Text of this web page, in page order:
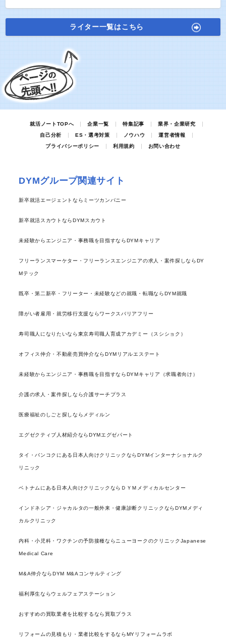
ライター一覧はこちら
就活ノートTOPへ 企業一覧 特集記事
業界・企業研究
自己分析
ES・選考対策 ノウハウ
運営者情報
プライバシーポリシー
利用規約 お問い合わせ
DYMグループ関連サイト
新卒就活エージェントならミーツカンパニー
新卒就活スカウトならDYMスカウト
未経験からエンジニア・事務職を目指すならDYMキャリア
フリーランスマーケター・フリーランスエンジニアの求人・案件探しならDY
Mテック
既卒・第二新卒・フリーター・未経験などの就職・転職ならDYM就職
障がい者雇用・就労移行支援ならワークスバリアフリー
寿司職人になりたいなら東京寿司職人育成アカデミー（スシショク）
オフィス仲介・不動産売買仲介ならDYMリアルエステート
未経験からエンジニア・事務職を目指すならDYMキャリア（求職者向け）
介護の求人・案件探しなら介護サーチプラス
医療福祉のしごと探しならメディルン
エグゼクティブ人材紹介ならDYMエグゼパート
タイ・バンコクにある日本人向けクリニックならDYMインターナショナルク
リニック
ベトナムにある日本人向けクリニックならＤＹＭメディカルセンター
インドネシア・ジャカルタの一般外来・健康診断クリニックならDYMメディ
カルクリニック
内科・小児科・ワクチンの予防接種ならニューヨークのクリニックJapanese
Medical Care
M&A仲介ならDYM M&Aコンサルティング
福利厚生ならウェルフェアステーション
おすすめの買取業者を比較するなら買取プラス
リフォームの見積もり・業者比較をするならMYリフォームラボ